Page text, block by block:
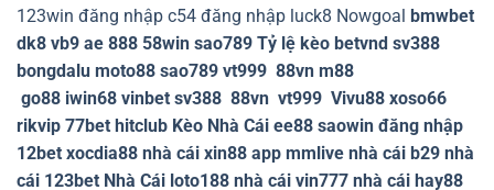
123win đăng nhập c54 đăng nhập luck8 Nowgoal bmwbet
dk8 vb9 ae 888 58win sao789 Tỷ lệ kèo betvnd sv388
bongdalu moto88 sao789 vt999 88vn m88
go88 iwin68 vinbet sv388 88vn vt999 Vivu88 xoso66
rikvip 77bet hitclub Kèo Nhà Cái ee88 saowin đăng nhập
12bet xocdia88 nhà cái xin88 app mmlive nhà cái b29 nhà
cái 123bet Nhà Cái loto188 nhà cái vin777 nhà cái hay88